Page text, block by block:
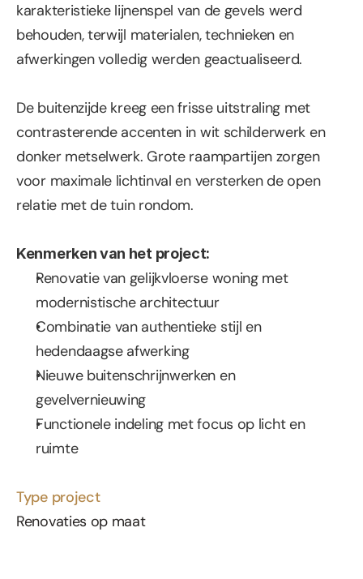
Type project
Renovaties op maat
karakteristieke lijnenspel van de gevels werd
behouden, terwijl materialen, technieken en
afwerkingen volledig werden geactualiseerd.
De buitenzijde kreeg een frisse uitstraling met
contrasterende accenten in wit schilderwerk en
donker metselwerk. Grote raampartijen zorgen
voor maximale lichtinval en versterken de open
relatie met de tuin rondom.
Kenmerken van het project:
Renovatie van gelijkvloerse woning met
modernistische architectuur
Combinatie van authentieke stijl en
hedendaagse afwerking
Nieuwe buitenschrijnwerken en
gevelvernieuwing
Functionele indeling met focus op licht en
ruimte